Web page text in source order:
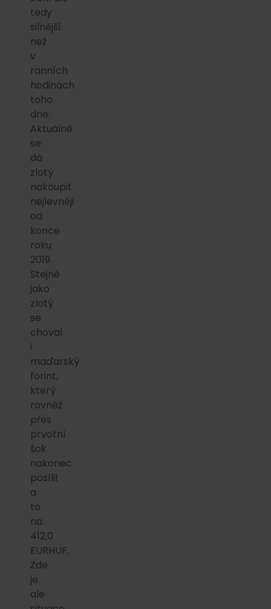
tedy
silnější
než
v
ranních
hodinách
toho
dne.
Aktuálně
se
dá
zlotý
nakoupit
nejlevněji
od
konce
roku
2019.
Stejně
jako
zlotý
se
choval
i
maďarský
forint,
který
rovněž
přes
prvotní
šok
nakonec
posílil
a
to
na
412,0
EURHUF.
Zde
je
ale